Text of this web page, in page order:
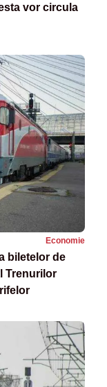
vor circula
Economie
biletelor de
Trenurilor